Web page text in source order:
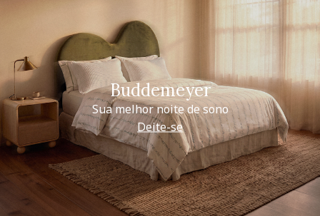
Buddemeyer
Sua melhor noite de sono
Deite-se